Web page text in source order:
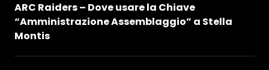
ARC Raiders – Dove usare la Chiave
“Amministrazione Assemblaggio” a Stella
Montis